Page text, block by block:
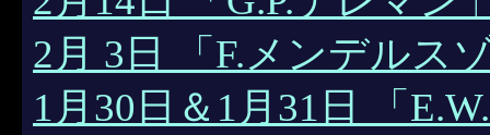
2月 3日 「F.メンデルス
1月30日＆1月31日 「